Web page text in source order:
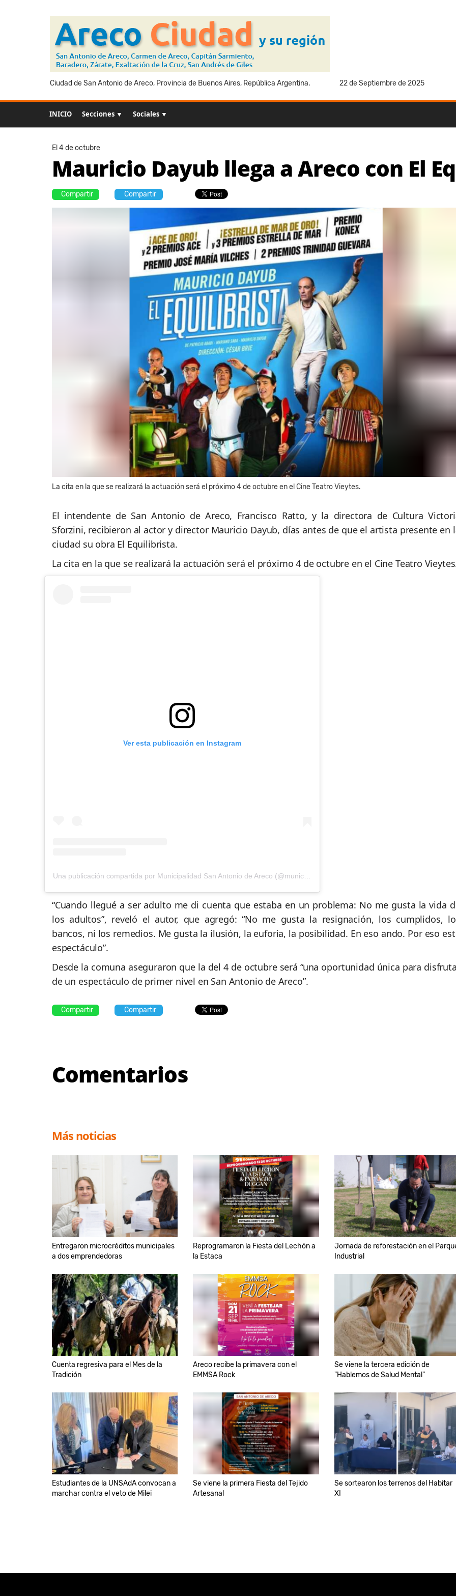
Ciudad de San Antonio de Areco, Provincia de Buenos Aires, República Argentina. 22 de Septiembre de 2025
INICIO Secciones ▼ Sociales ▼
El 4 de octubre
Mauricio Dayub llega a Areco con El
Compartir Compartir
La cita en la que se realizará la actuación será el próximo 4 de octubre en el Cine Teatro Vieytes.
El intendente de San Antonio de Areco, Francisco Ratto, y la directora de Cultura
Sforzini, recibieron al actor y director Mauricio Dayub, días antes de que el artista presente en
ciudad su obra El Equilibrista.
La cita en la que se realizará la actuación será el próximo 4 de octubre en el Cine Teatro
Ver esta publicación en Instagram
Una publicación compartida por Municipalidad San Antonio de Areco (@municipioareco)
“Cuando llegué a ser adulto me di cuenta que estaba en un problema: No me gusta la vida
los adultos”, reveló el autor, que agregó: “No me gusta la resignación, los cumplidos,
bancos, ni los remedios. Me gusta la ilusión, la euforia, la posibilidad. En eso ando. Por eso
espectáculo”.
Desde la comuna aseguraron que la del 4 de octubre será “una oportunidad única para
de un espectáculo de primer nivel en San Antonio de Areco”.
Compartir Compartir
Comentarios
Más noticias
Entregaron microcréditos municipales
a dos emprendedoras
Reprogramaron la Fiesta del Lechón a
la Estaca
Jornada de reforestación en el
Industrial
Cuenta regresiva para el Mes de la
Tradición
Areco recibe la primavera con el
EMMSA Rock
Se viene la tercera edición de
"Hablemos de Salud Mental"
Estudiantes de la UNSAdA convocan a
marchar contra el veto de Milei
Se viene la primera Fiesta del Tejido
Artesanal
Se sortearon los terrenos del Habitar
XI